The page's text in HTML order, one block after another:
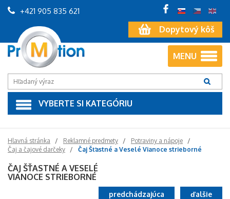
Dopytový kôš
+421 905 835 621
MENU
VYBERTE SI KATEGÓRIU
Hlavná stránka Reklamné predmety
Potraviny a nápoje
Čaj a čajové darčeky
Čaj Šťastné a Veselé Vianoce strieborné
ČAJ ŠŤASTNÉ A VESELÉ
VIANOCE STRIEBORNÉ
ďalšie
predchádzajúca